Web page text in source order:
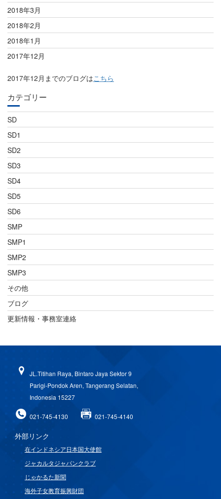
2018年3月
2018年2月
2018年1月
2017年12月
2017年12月までのブログはこちら
カテゴリー
SD
SD1
SD2
SD3
SD4
SD5
SD6
SMP
SMP1
SMP2
SMP3
その他
ブログ
更新情報・事務室連絡
JL.Titihan Raya, Bintaro Jaya Sektor 9
Parigi-Pondok Aren, Tangerang Selatan,
Indonesia 15227
021-745-4130 021-745-4140
外部リンク
在インドネシア日本国大使館
ジャカルタジャパンクラブ
じゃかるた新聞
海外子女教育振興財団